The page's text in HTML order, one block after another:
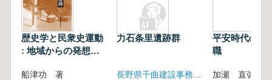
歴史学と民衆史運動
: 地域からの発想と
船津功 著
力石条里遺跡群
平安時代の神
職
加瀬 直弥 著